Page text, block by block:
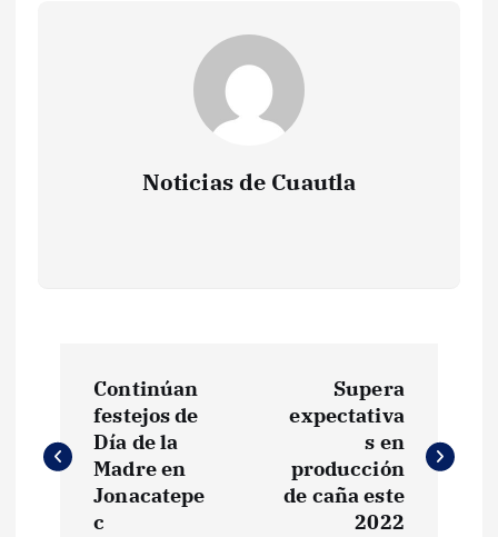
Noticias de Cuautla
v
Continúan
festejos de
Día de la
Madre en
Jonacatepe
c
Supera
expectativa
s en
producción
de caña este
2022